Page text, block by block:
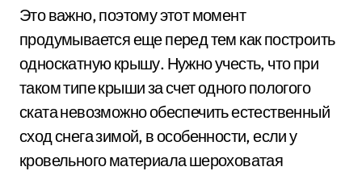
Это важно, поэтому этот момент
продумывается еще перед тем как построить
односкатную крышу. Нужно учесть, что при
таком типе крыши за счет одного пологого
ската невозможно обеспечить естественный
сход снега зимой, в особенности, если у
кровельного материала шероховатая